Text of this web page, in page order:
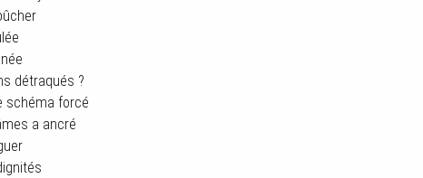
détraqués ?
schéma forcé
a ancré